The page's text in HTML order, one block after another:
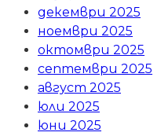
декември 2025
ноември 2025
октомври 2025
септември 2025
август 2025
юли 2025
юни 2025